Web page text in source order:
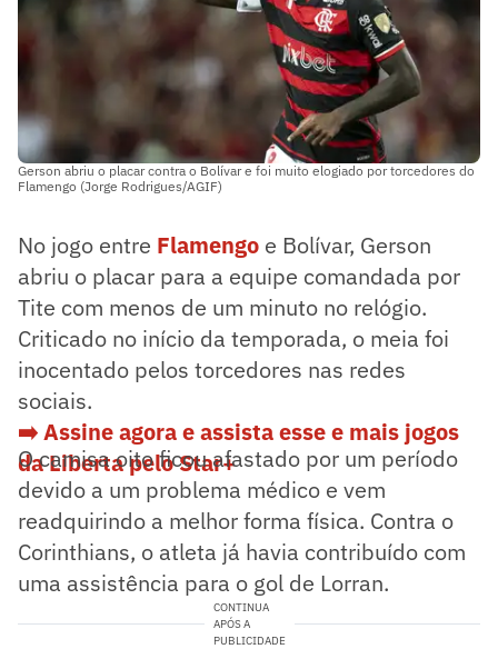
Gerson abriu o placar contra o Bolívar e foi muito elogiado por torcedores do
Flamengo (Jorge Rodrigues/AGIF)
No jogo entre Flamengo e Bolívar, Gerson
abriu o placar para a equipe comandada por
Tite com menos de um minuto no relógio.
Criticado no início da temporada, o meia foi
inocentado pelos torcedores nas redes
sociais.
➡️ Assine agora e assista esse e mais jogos
da Liberta pelo Star+
O camisa oito ficou afastado por um período
devido a um problema médico e vem
readquirindo a melhor forma física. Contra o
Corinthians, o atleta já havia contribuído com
uma assistência para o gol de Lorran.
CONTINUA
APÓS A
PUBLICIDADE